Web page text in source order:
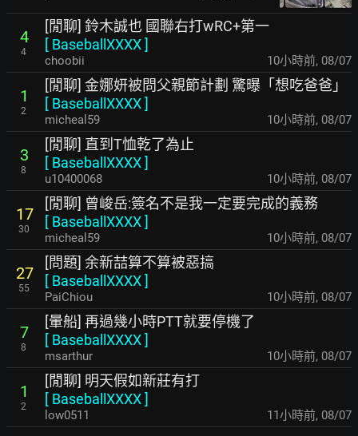
4
4
[閒聊] 鈴木誠也 國聯右打wRC+第一
[ BaseballXXXX]
choobii 10小時前, 08/07
1
2
[閒聊] 金娜妍被問父親節計劃 驚曝「想吃爸爸」
[ BaseballXXXX]
micheal59 10小時前, 08/07
3
8
[閒聊] 直到T恤乾了為止
[ BaseballXXXX]
u10400068 10小時前, 08/07
17
30
[閒聊] 曾峻岳:簽名不是我一定要完成的義務
[ BaseballXXXX]
micheal59 10小時前, 08/07
27
55
[問題] 余新喆算不算被惡搞
[ BaseballXXXX]
PaiChiou 10小時前, 08/07
7
8
[暈船] 再過幾小時PTT就要停機了
[ BaseballXXXX]
msarthur 11小時前, 08/07
1
2
[閒聊] 明天假如新莊有打
[ BaseballXXXX]
low0511 11小時前, 08/07